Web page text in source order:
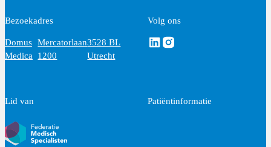
Bezoekadres
Domus
Medica
Mercatorlaan
1200
3528 BL
Utrecht
Volg ons
Volg ons via Linkedin
Volg ons via Instagram
Lid van Patiëntinformatie